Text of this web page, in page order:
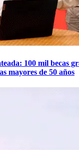
100 mil becas
mayores de 50 años